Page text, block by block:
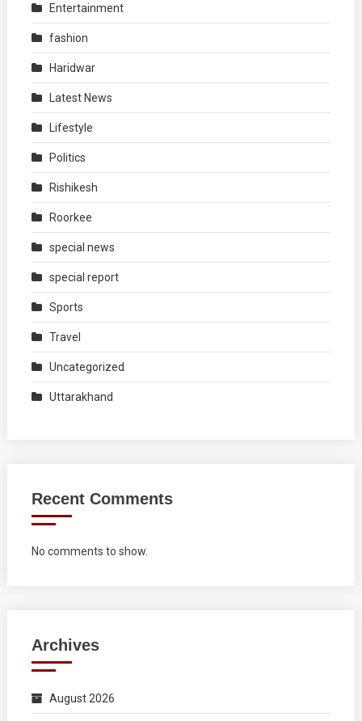
Entertainment
fashion
Haridwar
Latest News
Lifestyle
Politics
Rishikesh
Roorkee
special news
special report
Sports
Travel
Uncategorized
Uttarakhand
Recent Comments
No comments to show.
Archives
August 2026